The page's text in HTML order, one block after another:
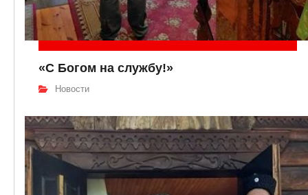
«С Богом на службу!»
Новости